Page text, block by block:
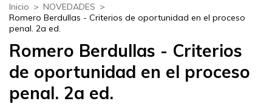
Inicio > NOVEDADES >
Romero Berdullas - Criterios de oportunidad en el proceso
penal. 2a ed.
Romero Berdullas - Criterios
de oportunidad en el proceso
penal. 2a ed.